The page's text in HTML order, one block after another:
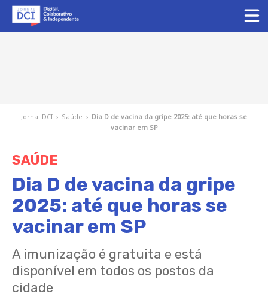
Jornal DCI › Saúde › Dia D de vacina da gripe 2025: até que horas se
vacinar em SP
SAÚDE
Dia D de vacina da gripe
2025: até que horas se
vacinar em SP
A imunização é gratuita e está
disponível em todos os postos da
cidade